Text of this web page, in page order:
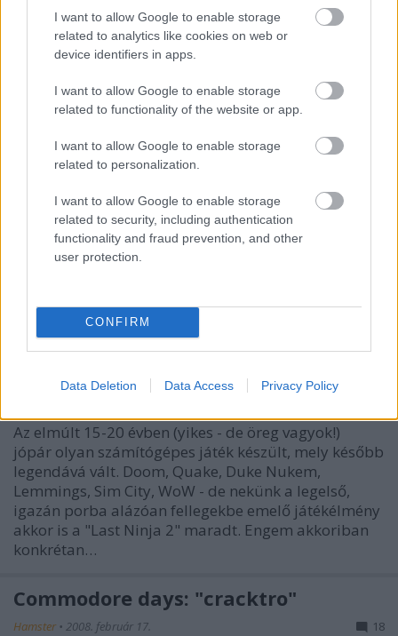
I want to allow Google to enable storage
related to analytics like cookies on web or
device identifiers in apps.
I want to allow Google to enable storage
related to functionality of the website or app.
I want to allow Google to enable storage
related to personalization.
I want to allow Google to enable storage
related to security, including authentication
functionality and fraud prevention, and other
user protection.
CONFIRM
Data Deletion Data Access Privacy Policy
zenét…
Közkívánatra: Last Ninja 2 - a
legenda
•2008. február 29.
Az elmúlt 15-20 évben (yikes - de öreg vagyok!)
jópár olyan számítógépes játék készült, mely később
legendává vált. Doom, Quake, Duke Nukem,
Lemmings, Sim City, WoW - de nekünk a legelső,
igazán porba alázóan fellegekbe emelő játékélmény
akkor is a "Last Ninja 2" maradt. Engem akkoriban
konkrétan…
Commodore days: "cracktro"
Hamster • 2008. február 17. 18